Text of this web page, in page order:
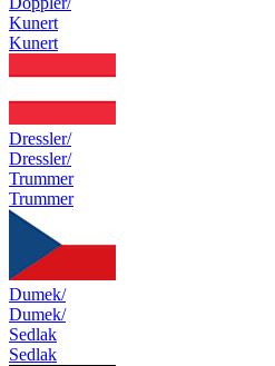
Kunert
Kunert
Dressler/
Dressler/
Trummer
Trummer
Dumek/
Dumek/
Sedlak
Sedlak